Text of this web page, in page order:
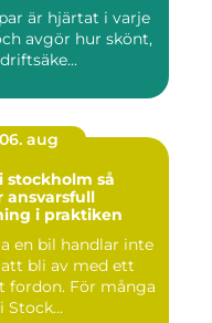
är hjärtat i varje
avgör hur skönt,
06. aug
så
ansvarsfull
i praktiken
en bil handlar inte
bli av med ett
fordon. För många
Stock...